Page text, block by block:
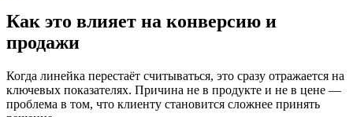
Как это влияет на конверсию и
продажи
Когда линейка перестаёт считываться, это сразу отражается на
ключевых показателях. Причина не в продукте и не в цене —
проблема в том, что клиенту становится сложнее принять